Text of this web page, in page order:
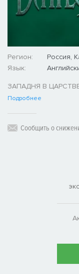
Регион:
Россия,
Язык:
ЗАПАДНЯ В
Подробнее
Сообщить о